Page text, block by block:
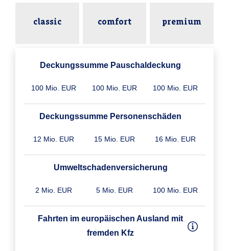
classic comfort premium
Deckungssumme Pauschaldeckung
100 Mio. EUR 100 Mio. EUR 100 Mio. EUR
Deckungssumme Personenschäden
12 Mio. EUR 15 Mio. EUR 16 Mio. EUR
Umweltschaden­versicherung
2 Mio. EUR 5 Mio. EUR 100 Mio. EUR
Fahrten im europäischen Ausland mit
fremden Kfz